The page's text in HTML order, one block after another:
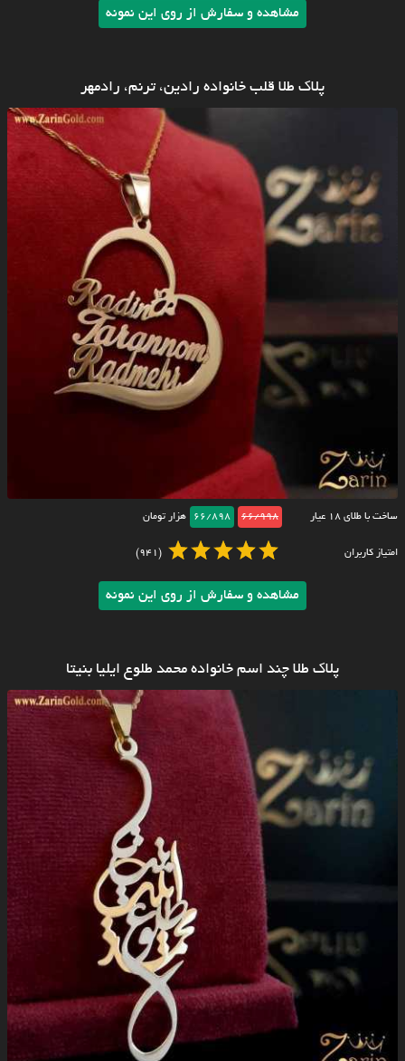
مشاهده و سفارش از روی این نمونه
پلاک طلا قلب خانواده رادین، ترنم، رادمهر
ساخت با طلای ۱۸ عیار 66/998
66/898 هزار تومان
امتیاز کاربران (941)
مشاهده و سفارش از روی این نمونه
پلاک طلا چند اسم خانواده محمد طلوع ایلیا بنیتا